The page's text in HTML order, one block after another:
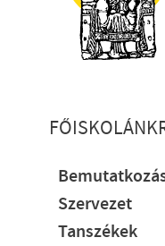
Lábléc
Szervezet
Tanszékek